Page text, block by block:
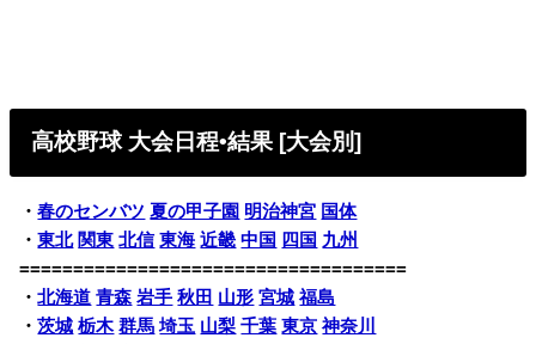
高校野球 大会日程•結果 [大会別]
・春のセンバツ 夏の甲子園 明治神宮 国体
・東北 関東 北信 東海 近畿 中国 四国 九州
====================================
・北海道 青森 岩手 秋田 山形 宮城 福島
・茨城 栃木 群馬 埼玉 山梨 千葉 東京 神奈川